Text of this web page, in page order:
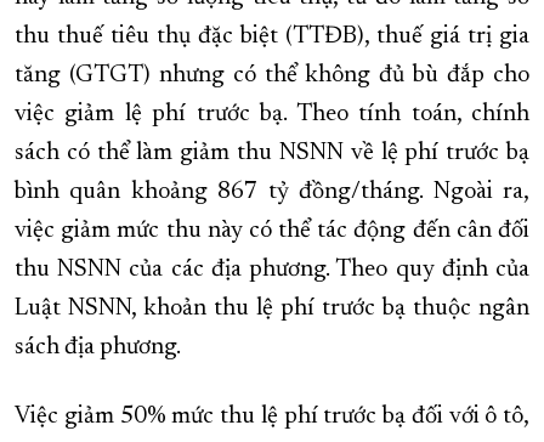
thu thuế tiêu thụ đặc biệt (TTĐB), thuế giá trị gia
tăng (GTGT) nhưng có thể không đủ bù đắp cho
việc giảm lệ phí trước bạ. Theo tính toán, chính
sách có thể làm giảm thu NSNN về lệ phí trước bạ
bình quân khoảng 867 tỷ đồng/tháng. Ngoài ra,
việc giảm mức thu này có thể tác động đến cân đối
thu NSNN của các địa phương. Theo quy định của
Luật NSNN, khoản thu lệ phí trước bạ thuộc ngân
sách địa phương.
Việc giảm 50% mức thu lệ phí trước bạ đối với ô tô,